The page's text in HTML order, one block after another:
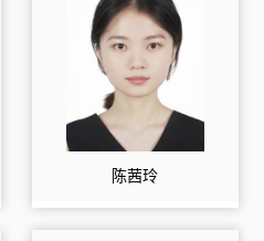
陈茜玲